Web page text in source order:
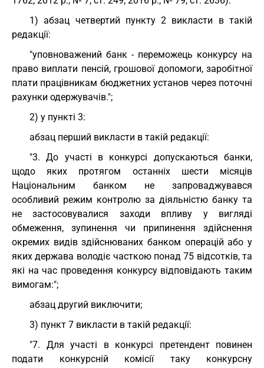
1) абзац четвертий пункту 2 викласти в такій
редакції:
"уповноважений банк - переможець конкурсу на
право виплати пенсій, грошової допомоги, заробітної
плати працівникам бюджетних установ через поточні
рахунки одержувачів.";
2) у пункті 3:
абзац перший викласти в такій редакції:
"3. До участі в конкурсі допускаються банки,
щодо яких протягом останніх шести місяців
Національним банком не запроваджувався
особливий режим контролю за діяльністю банку та
не застосовувалися заходи впливу у вигляді
обмеження, зупинення чи припинення здійснення
окремих видів здійснюваних банком операцій або у
яких держава володіє часткою понад 75 відсотків, та
які на час проведення конкурсу відповідають таким
вимогам:";
абзац другий виключити;
3) пункт 7 викласти в такій редакції:
"7. Для участі в конкурсі претендент повинен
подати конкурсній комісії таку конкурсну